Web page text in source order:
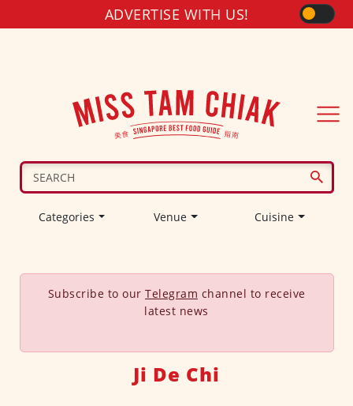
ADVERTISE WITH US!
Categories Venue Cuisine
Subscribe to our Telegram channel to receive
latest news
Ji De Chi